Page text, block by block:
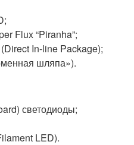
Flux “Piranha”;
In-line Package);
шляпа»).
светодиоды;
LED).